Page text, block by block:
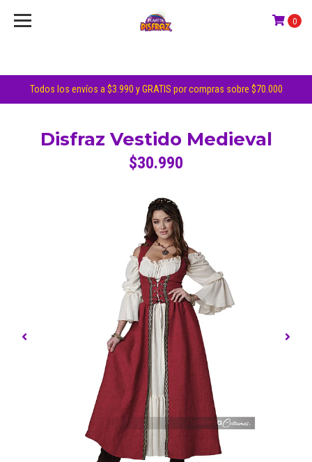
Todos los envíos a $3.990 y GRATIS por compras sobre $70.000
0
Disfraz Vestido Medieval
$30.990